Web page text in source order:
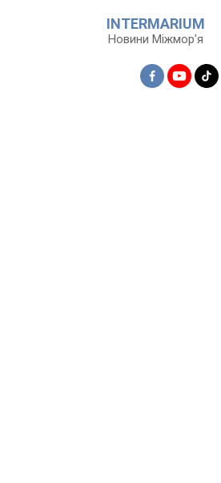
INTERMARIUM
Новини Міжмор'я